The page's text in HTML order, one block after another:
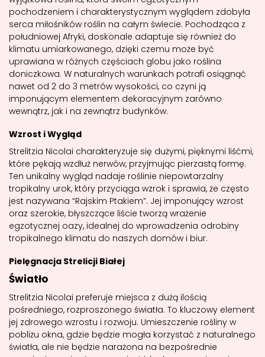
pochodzeniem i charakterystycznym wyglądem zdobyła
serca miłośników roślin na całym świecie. Pochodząca z
południowej Afryki, doskonale adaptuje się również do
klimatu umiarkowanego, dzięki czemu może być
uprawiana w różnych częściach globu jako roślina
doniczkowa. W naturalnych warunkach potrafi osiągnąć
nawet od 2 do 3 metrów wysokości, co czyni ją
imponującym elementem dekoracyjnym zarówno
wewnątrz, jak i na zewnątrz budynków.
Wzrost i Wygląd
Strelitzia Nicolai charakteryzuje się dużymi, pięknymi liśćmi,
które pękają wzdłuż nerwów, przyjmując pierzastą formę.
Ten unikalny wygląd nadaje roślinie niepowtarzalny
tropikalny urok, który przyciąga wzrok i sprawia, że często
jest nazywana “Rajskim Ptakiem”. Jej imponujący wzrost
oraz szerokie, błyszczące liście tworzą wrażenie
egzotycznej oazy, idealnej do wprowadzenia odrobiny
tropikalnego klimatu do naszych domów i biur.
Pielęgnacja Strelicji Białej
Światło
Strelitzia Nicolai preferuje miejsca z dużą ilością
pośredniego, rozproszonego światła. To kluczowy element
jej zdrowego wzrostu i rozwoju. Umieszczenie rośliny w
pobliżu okna, gdzie będzie mogła korzystać z naturalnego
światła, ale nie będzie narażona na bezpośrednie